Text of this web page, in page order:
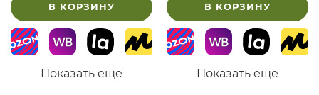
В КОРЗИНУ
Показать ещё
В КОРЗИНУ
Показать ещё